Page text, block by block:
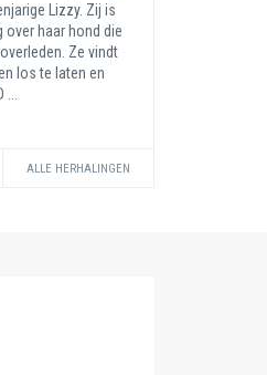
Lizzy. Zij is
haar hond die
Ze vindt
los te laten en
ALLE HERHALINGEN